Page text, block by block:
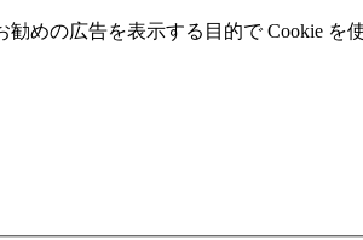
めの広告を表⽰する⽬的で Cookie を